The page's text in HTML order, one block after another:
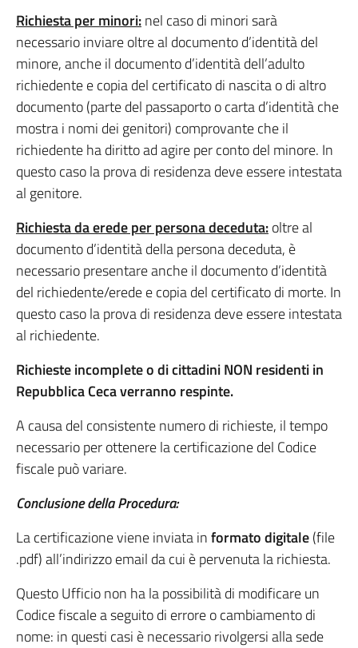
Richiesta per minori:nel caso di minori sarà
necessario inviare oltre al documento d’identità del
minore, anche il documento d’identità dell’adulto
richiedente e copia del certificato di nascita o di altro
documento (parte del passaporto o carta d’identità che
mostra i nomi dei genitori) comprovante che il
richiedente ha diritto ad agire per conto del minore. In
questo caso la prova di residenza deve essere intestata
al genitore.
Richiesta da erede per persona deceduta:oltre al
documento d’identità della persona deceduta, è
necessario presentare anche il documento d’identità
del richiedente/erede e copia del certificato di morte. In
questo caso la prova di residenza deve essere intestata
al richiedente.
Richieste incomplete o di cittadini NON residenti in
Repubblica Ceca verranno respinte.
A causa del consistente numero di richieste, il tempo
necessario per ottenere la certificazione del Codice
fiscale può variare.
Conclusione della Procedura:
La certificazione viene inviata informato digitale(file
.pdf) all’indirizzo email da cui è pervenuta la richiesta.
Questo Ufficio non ha la possibilità di modificare un
Codice fiscale a seguito di errore o cambiamento di
nome: in questi casi è necessario rivolgersi alla sede